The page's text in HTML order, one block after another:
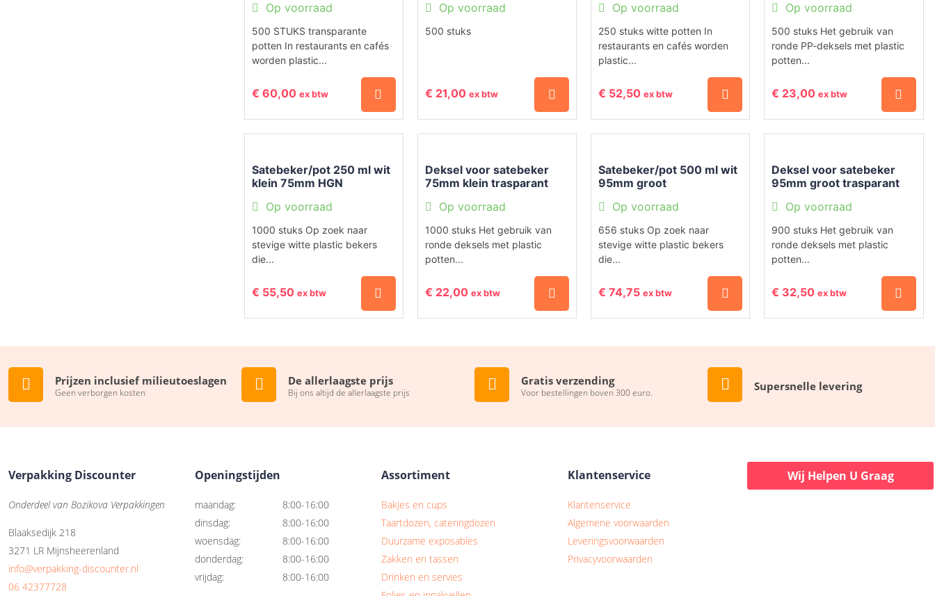
Op voorraad
€ 60,00 ex btw
500 STUKS transparante
potten In restaurants en cafés
worden plastic...
Op voorraad
€ 21,00 ex btw
500 stuks
Op voorraad
€ 52,50 ex btw
250 stuks witte potten In
restaurants en cafés worden
plastic...
Op voorraad
€ 23,00 ex btw
500 stuks Het gebruik van
ronde PP-deksels met plastic
potten...
Op voorraad
Satebeker/pot 250 ml wit
klein 75mm HGN
€ 55,50 ex btw
1000 stuks Op zoek naar
stevige witte plastic bekers
die...
Op voorraad
Deksel voor satebeker
75mm klein trasparant
€ 22,00 ex btw
1000 stuks Het gebruik van
ronde deksels met plastic
potten...
Op voorraad
Satebeker/pot 500 ml wit
95mm groot
€ 74,75 ex btw
656 stuks Op zoek naar
stevige witte plastic bekers
die...
Op voorraad
Deksel voor satebeker
95mm groot trasparant
€ 32,50 ex btw
900 stuks Het gebruik van
ronde deksels met plastic
potten...
Prijzen inclusief milieutoeslagen
Geen verborgen kosten
De allerlaagste prijs
Bij ons altijd de allerlaagste prijs
Gratis verzending
Voor bestellingen boven 300 euro. Supersnelle levering
Verpakking Discounter
Onderdeel van Bozikova Verpakkingen
Blaaksedijk 218
3271 LR Mijnsheerenland
info@verpakking-discounter.nl
06 42377728
Openingstijden
maandag:
8:00-16:00
dinsdag:
8:00-16:00
woensdag:
8:00-16:00
donderdag:
8:00-16:00
vrijdag:
8:00-16:00
Assortiment
Bakjes en cups
Taartdozen, cateringdozen
Duurzame exposables
Zakken en tassen
Drinken en servies
Klantenservice
Klantenservice
Algemene voorwaarden
Leveringsvoorwaarden
Privacyvoorwaarden
Wij Helpen U Graag